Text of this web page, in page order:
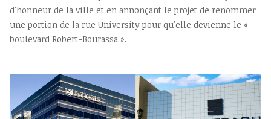
d'honneur de la ville et en annonçant le projet de renommer
une portion de la rue University pour qu'elle devienne le «
boulevard Robert-Bourassa ».